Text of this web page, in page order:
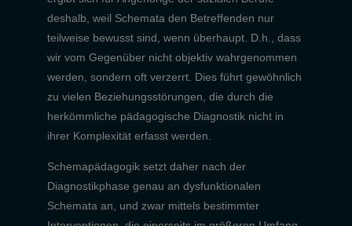
deshalb, weil Schemata den Betreffenden nur
teilweise bewusst sind, wenn überhaupt. D.h., dass
wir vom Gegenüber nicht objektiv wahrgenommen
werden, sondern oft verzerrt. Dies führt gewöhnlich
zu vielen Beziehungsstörungen, die durch die
herkömmliche pädagogische Diagnostik nicht in
ihrer Komplexität erfasst werden.
Schemapädagogik setzt daher nach der
Diagnostikphase genau an dysfunktionalen
Schemata an, und zwar mittels bestimmter